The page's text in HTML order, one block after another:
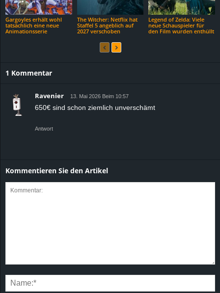
Gargoyles erhält wohl
tatsächlich eine neue
Animationsserie
The Witcher: Netflix hat
Staffel 5 angeblich auf
2027 verschoben
Legend of Zelda: Viele
neue Schauspieler für
den Film wurden enthüllt
1 Kommentar
Ravenier 13. Mai 2026 Beim 10:57
650€ sind schon ziemlich unverschämt
Antwort
Kommentieren Sie den Artikel